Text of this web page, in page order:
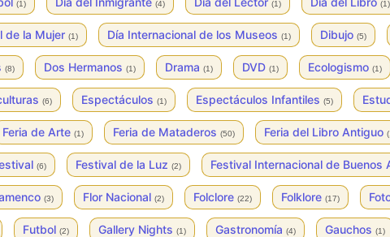
(1) (4) (1) (1)
de la Mujer (1) Día Internacional de los Museos (1) Dibujo (5)
(8) Dos Hermanos (1) Drama (1) DVD (1) Ecologismo (1)
(6) Espectáculos (1) Espectáculos Infantiles (5)
Feria de Arte (1) Feria de Mataderos (50) Feria del Libro Antiguo
(6) Festival de la Luz (2) Festival Internacional de Buenos
(3) Flor Nacional (2) Folclore (22) Folklore (17)
Futbol (2) Gallery Nights (1) Gastronomía (4) Gauchos (1)